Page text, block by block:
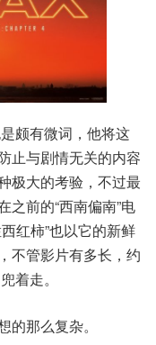
颇有微词，他将这
止与剧情无关的内容
极大的考验，不过最
之前的“西南偏南”电
红柿”也以它的新鲜
不管影片有多长，约
着走。
的那么复杂。